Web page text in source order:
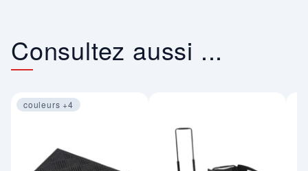
Consultez aussi ...
couleurs +4